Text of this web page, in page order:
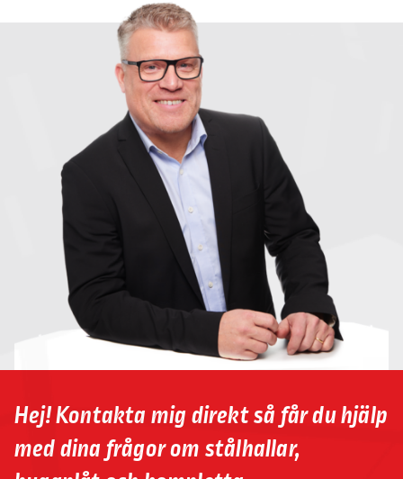
Hej! Kontakta mig direkt så får du hjälp
med dina frågor om stålhallar,